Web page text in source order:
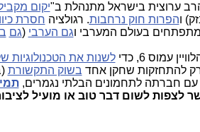
ערוצית בישראל מתנהלת ב"יקום
הפרות חוק נרחבות. רגולציה חסרת
בעולם המערבי וגם הערבי (גם
עמוס 6, כדי לשנות את הטכנולוגיות
רק להתחזקות שחקן אחד בשוק התקשורת
עם חברתה לתחמונים הבלתי נגמרים,
לצפות לשום דבר טוב או מועיל